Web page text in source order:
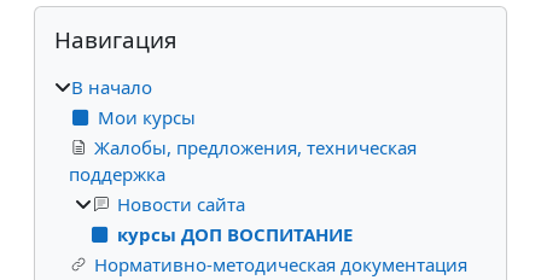
Блоки
Пропустить Навигация
Навигация
В начало
Мои курсы
Жалобы, предложения, техническая
поддержка
Новости сайта
курсы ДОП ВОСПИТАНИЕ
Нормативно-методическая документация